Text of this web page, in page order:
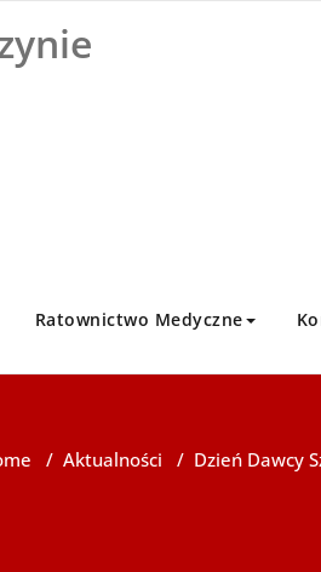
Ratownictwo Medyczne
/ Aktualności / Dzień Dawcy